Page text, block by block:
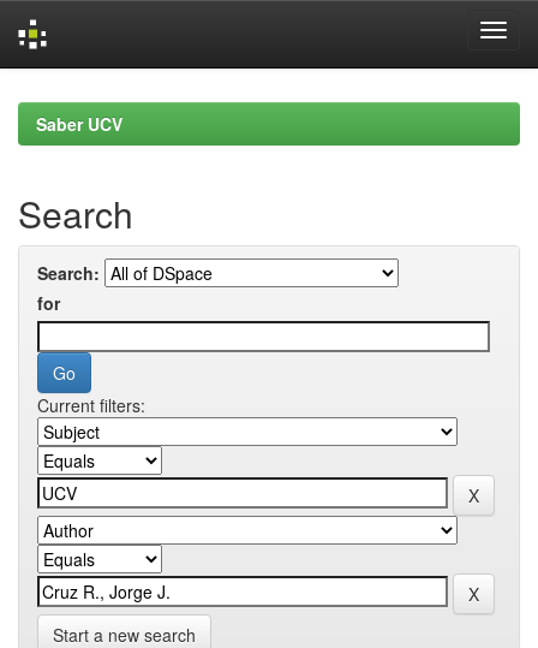
navigationSaber UCV
Search
Search:
for
Current filters:
Start a new search